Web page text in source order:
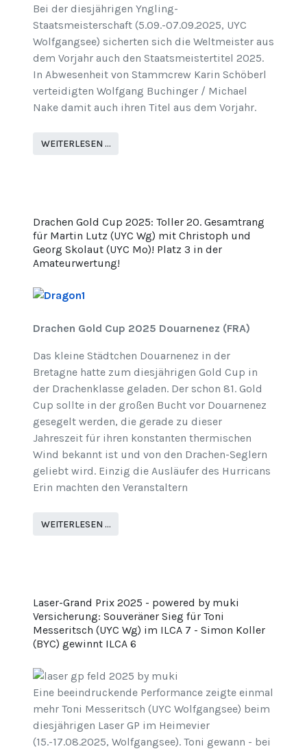
Bei der diesjährigen Yngling-
Staatsmeisterschaft (5.09.-07.09.2025, UYC
Wolfgangsee) sicherten sich die Weltmeister aus
dem Vorjahr auch den Staatsmeistertitel 2025.
In Abwesenheit von Stammcrew Karin Schöberl
verteidigten Wolfgang Buchinger / Michael
Nake damit auch ihren Titel aus dem Vorjahr.
WEITERLESEN …
Drachen Gold Cup 2025: Toller 20. Gesamtrang
für Martin Lutz (UYC Wg) mit Christoph und
Georg Skolaut (UYC Mo)! Platz 3 in der
Amateurwertung!
Drachen Gold Cup 2025 Douarnenez (FRA)
Das kleine Städtchen Douarnenez in der
Bretagne hatte zum diesjährigen Gold Cup in
der Drachenklasse geladen. Der schon 81. Gold
Cup sollte in der großen Bucht vor Douarnenez
gesegelt werden, die gerade zu dieser
Jahreszeit für ihren konstanten thermischen
Wind bekannt ist und von den Drachen-Seglern
geliebt wird. Einzig die Ausläufer des Hurricans
Erin machten den Veranstaltern
WEITERLESEN …
Laser-Grand Prix 2025 - powered by muki
Versicherung: Souveräner Sieg für Toni
Messeritsch (UYC Wg) im ILCA 7 - Simon Koller
(BYC) gewinnt ILCA 6
Eine beeindruckende Performance zeigte einmal
mehr Toni Messeritsch (UYC Wolfgangsee) beim
diesjährigen Laser GP im Heimevier
(15.-17.08.2025, Wolfgangsee). Toni gewann - bei